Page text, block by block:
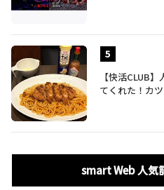
【快活CLUB
てくれた！カ
smart Web 人気